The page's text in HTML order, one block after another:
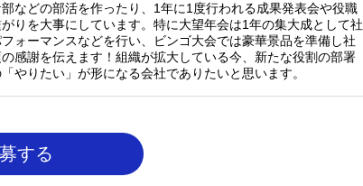
などの部活を作ったり、1年に1度行われる成果発表会や役職
りを大事にしています。特に大望年会は1年の集大成として社
ォーマンスなどを行い、ビンゴ大会では豪華景品を準備し社
感謝を伝えます！組織が拡大している今、新たな役割の部署
やりたい」が形になる会社でありたいと思います。
する